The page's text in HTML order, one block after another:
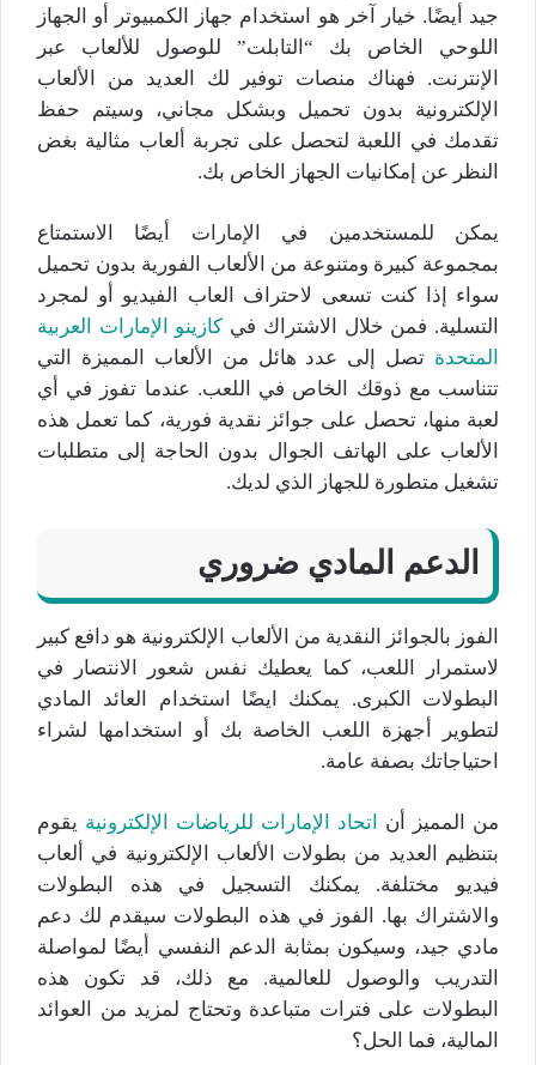
جيد أيضًا. خيار آخر هو استخدام جهاز الكمبيوتر أو الجهاز
اللوحي الخاص بك “التابلت” للوصول للألعاب عبر
الإنترنت. فهناك منصات توفير لك العديد من الألعاب
الإلكترونية بدون تحميل وبشكل مجاني، وسيتم حفظ
تقدمك في اللعبة لتحصل على تجربة ألعاب مثالية بغض
النظر عن إمكانيات الجهاز الخاص بك.
يمكن للمستخدمين في الإمارات أيضًا الاستمتاع
بمجموعة كبيرة ومتنوعة من الألعاب الفورية بدون تحميل
سواء إذا كنت تسعى لاحتراف العاب الفيديو أو لمجرد
التسلية. فمن خلال الاشتراك في كازينو الإمارات العربية
المتحدة تصل إلى عدد هائل من الألعاب المميزة التي
تتناسب مع ذوقك الخاص في اللعب. عندما تفوز في أي
لعبة منها، تحصل على جوائز نقدية فورية، كما تعمل هذه
الألعاب على الهاتف الجوال بدون الحاجة إلى متطلبات
تشغيل متطورة للجهاز الذي لديك.
الدعم المادي ضروري
الفوز بالجوائز النقدية من الألعاب الإلكترونية هو دافع كبير
لاستمرار اللعب، كما يعطيك نفس شعور الانتصار في
البطولات الكبرى. يمكنك ايضًا استخدام العائد المادي
لتطوير أجهزة اللعب الخاصة بك أو استخدامها لشراء
احتياجاتك بصفة عامة.
من المميز أن اتحاد الإمارات للرياضات الإلكترونية يقوم
بتنظيم العديد من بطولات الألعاب الإلكترونية في ألعاب
فيديو مختلفة. يمكنك التسجيل في هذه البطولات
والاشتراك بها. الفوز في هذه البطولات سيقدم لك دعم
مادي جيد، وسيكون بمثابة الدعم النفسي أيضًا لمواصلة
التدريب والوصول للعالمية. مع ذلك، قد تكون هذه
البطولات على فترات متباعدة وتحتاج لمزيد من العوائد
المالية، فما الحل؟